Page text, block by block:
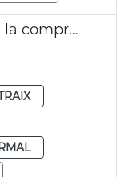
Modificación de crédito para la compra de un edificio para alquiler asequible